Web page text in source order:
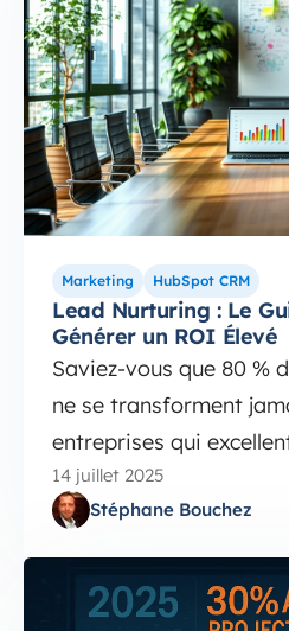
Marketing HubSpot CRM
Lead Nurturing : Le
Générer un ROI Élevé
Saviez-vous que 80 %
ne se transforment
entreprises qui
14 juillet 2025
Stéphane Bouchez